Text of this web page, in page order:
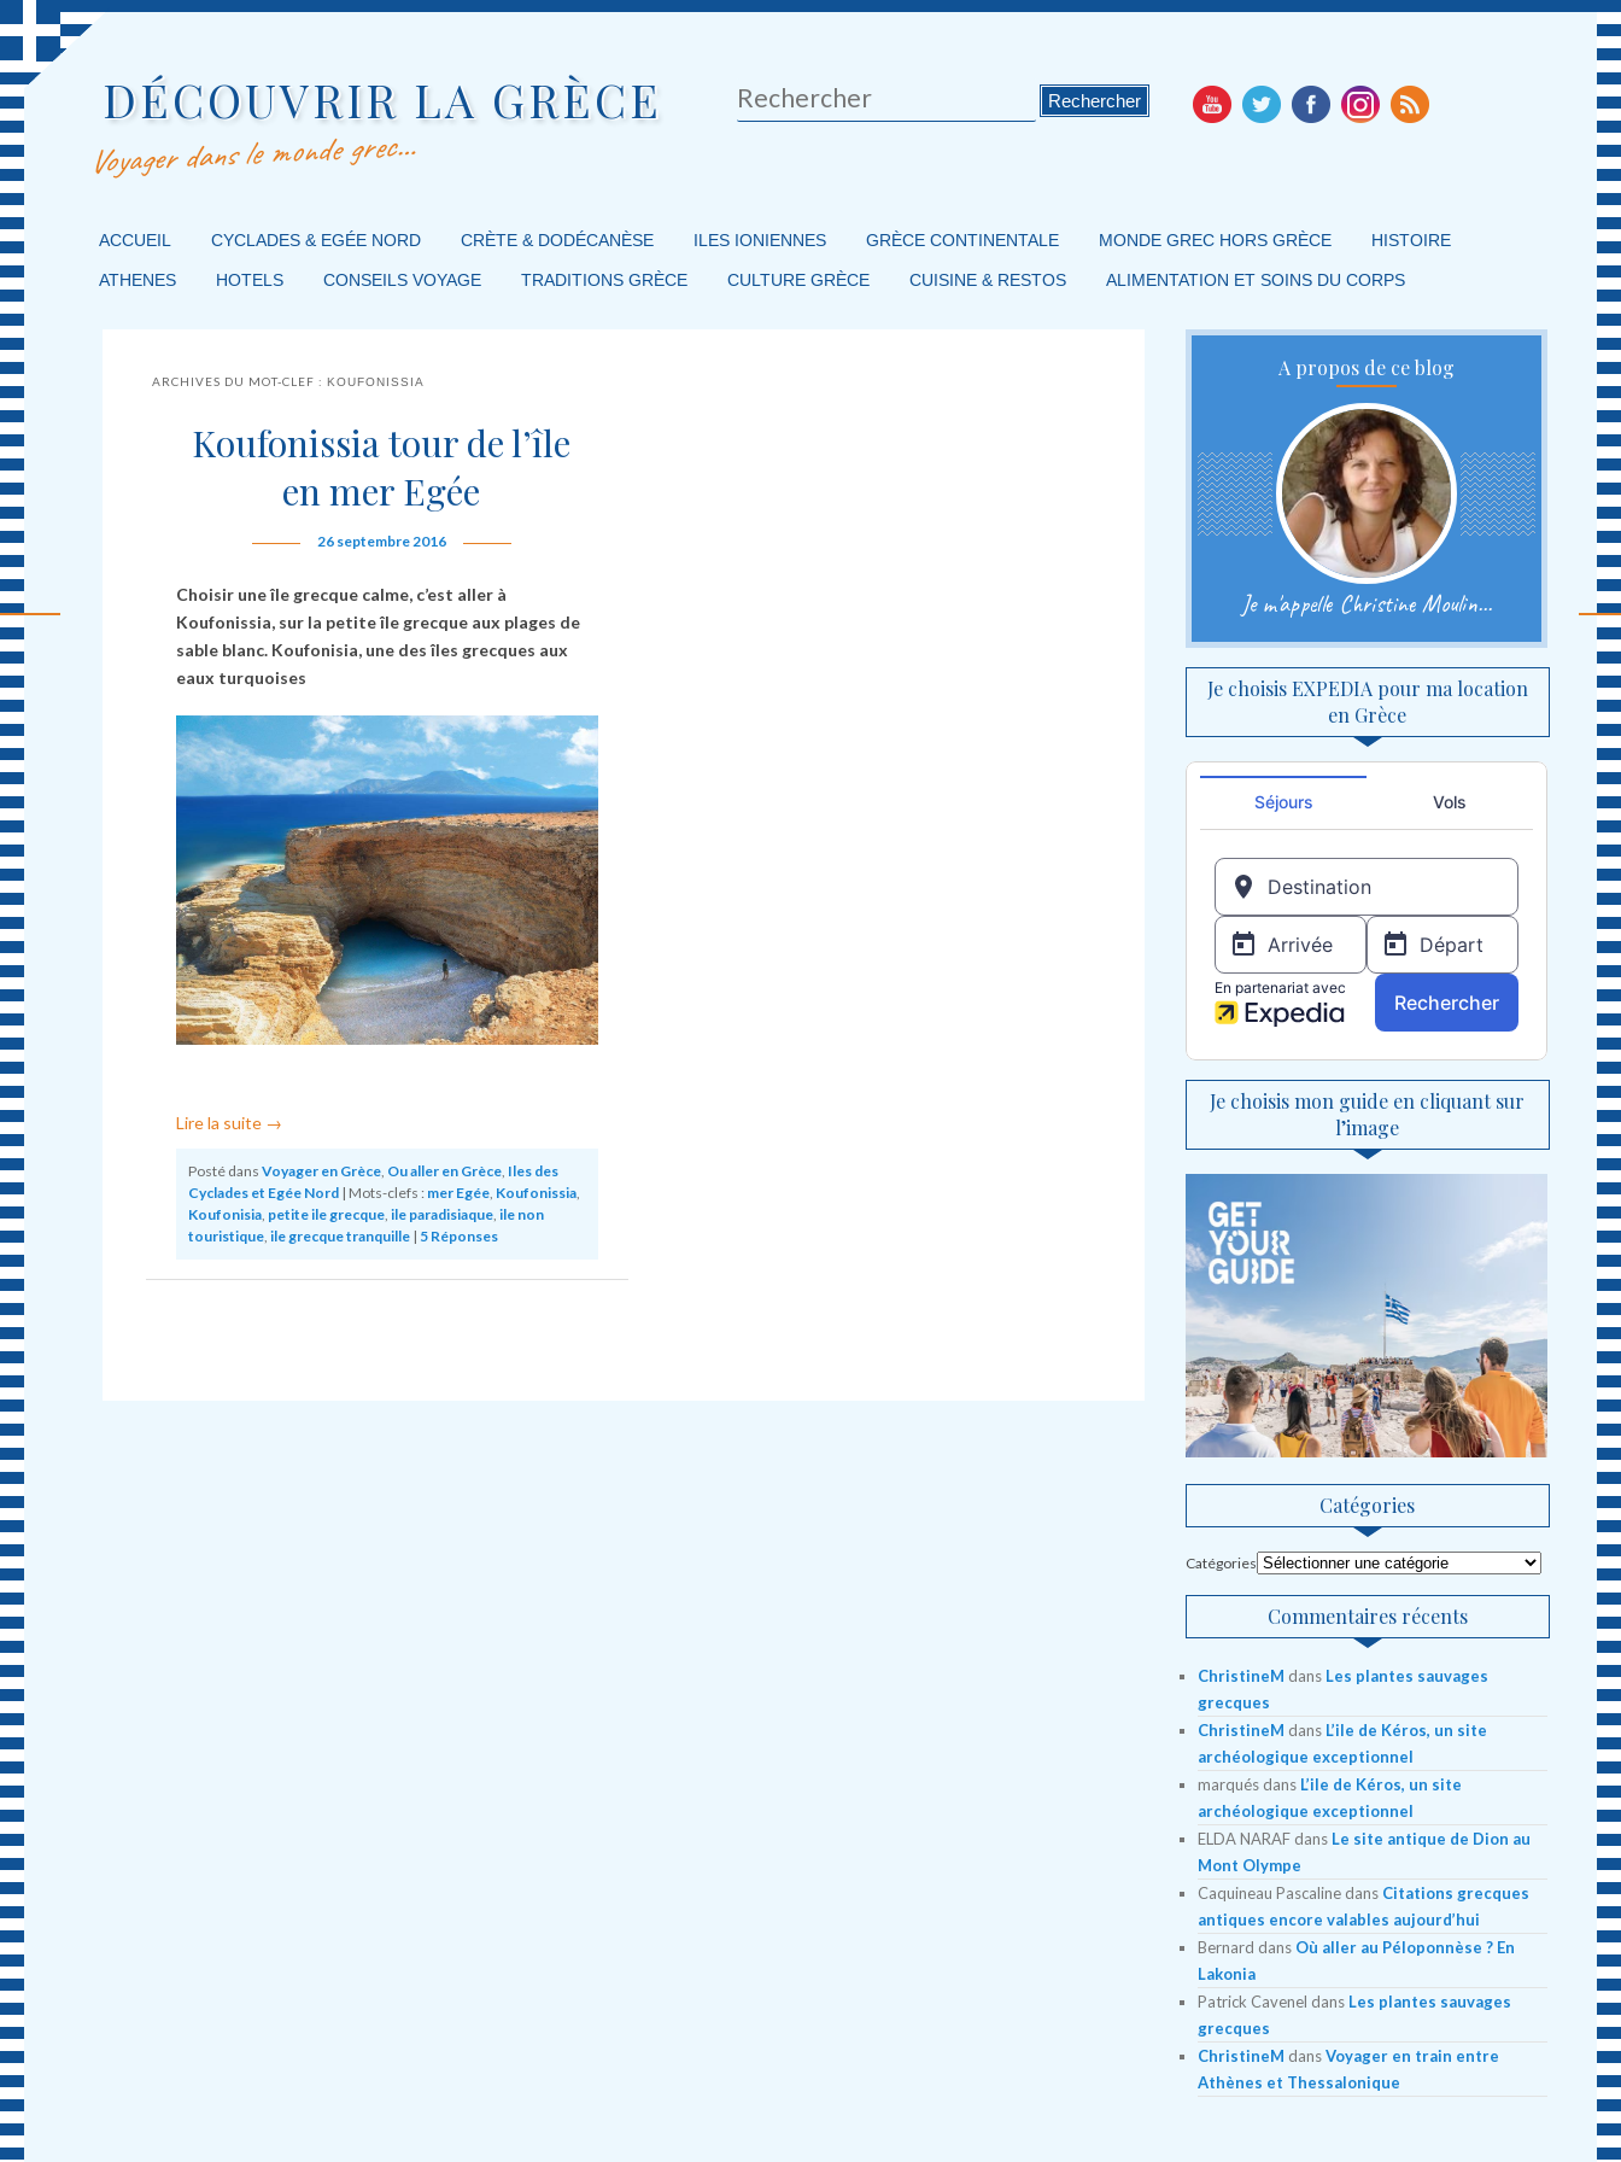
DÉCOUVRIR LA GRÈCE
Voyager dans le monde grec…
Rechercher
MENU PRINCIPAL
MASQUER LA NAVIGATION PRINCIPALE
MASQUER LA NAVIGATION SECONDAIRE
ACCUEIL CYCLADES & EGÉE NORD CRÈTE & DODÉCANÈSE ILES IONIENNES GRÈCE CONTINENTALE MONDE GREC HORS GRÈCE HISTOIRE
ATHENES HOTELS CONSEILS VOYAGE TRADITIONS GRÈCE CULTURE GRÈCE CUISINE & RESTOS ALIMENTATION ET SOINS DU CORPS
ARCHIVES DU MOT-CLEF :KOUFONISSIA
Koufonissia tour de l’île
en mer Egée
26 septembre 2016
Choisir une île grecque calme, c’est aller à
Koufonissia, sur la petite île grecque aux plages de
sable blanc. Koufonisia, une des îles grecques aux
eaux turquoises
Lire la suite →
Posté dans Voyager en Grèce, Ou aller en Grèce, Iles des
Cyclades et Egée Nord | Mots-clefs : mer Egée, Koufonissia,
Koufonisia, petite ile grecque, ile paradisiaque, ile non
touristique, ile grecque tranquille | 5Réponses
A propos de ce blog
Je m'appelle Christine Moulin...
Je choisis EXPEDIA pour ma location
en Grèce
Je choisis mon guide en cliquant sur
l’image
Catégories
Catégories
Commentaires récents
ChristineM dans Les plantes sauvages
grecques
ChristineM dans L’ile de Kéros, un site
archéologique exceptionnel
marquésdans L’ile de Kéros, un site
archéologique exceptionnel
ELDA NARAFdans Le site antique de Dion au
Mont Olympe
Caquineau Pascalinedans Citations grecques
antiques encore valables aujourd’hui
Bernard dans Où aller au Péloponnèse ? En
Lakonia
Patrick Cavenel dans Les plantes sauvages
grecques
ChristineM dansVoyager en train entre
Athènes et Thessalonique